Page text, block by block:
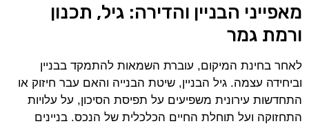
מאפייני הבניין והדירה: גיל, תכנון
ורמת גמר
לאחר בחינת המיקום, עוברת השמאות להתמקד בבניין
וביחידה עצמה. גיל הבניין, שיטת הבנייה והאם עבר חיזוק או
התחדשות עירונית משפיעים על תפיסת הסיכון, על עלויות
התחזוקה ועל תוחלת החיים הכלכלית של הנכס. בניינים